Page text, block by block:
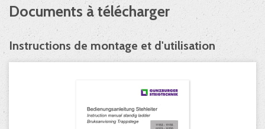
Documents à télécharger
Instructions de montage et d'utilisation